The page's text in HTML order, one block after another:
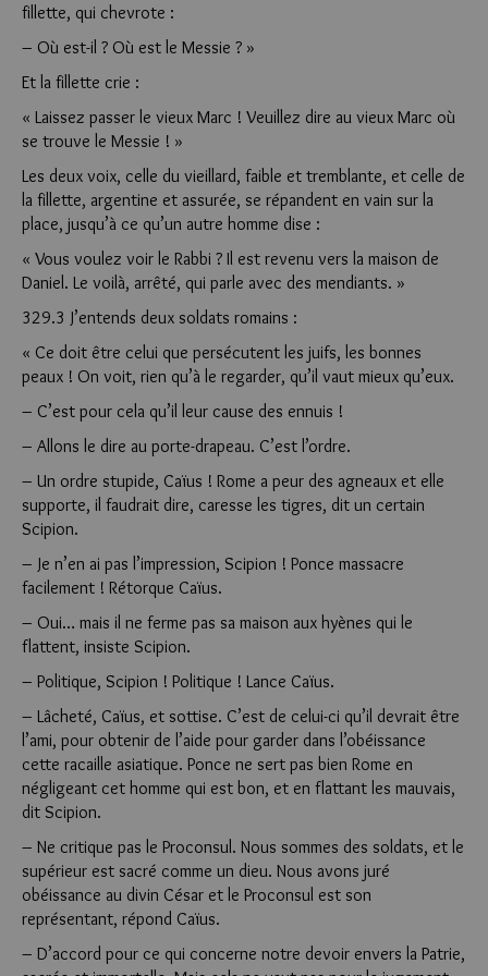
fillette, qui chevrote :
– Où est-il ? Où est le Messie ? »
Et la fillette crie :
« Laissez passer le vieux Marc ! Veuillez dire au vieux Marc où
se trouve le Messie ! »
Les deux voix, celle du vieillard, faible et tremblante, et celle de
la fillette, argentine et assurée, se répandent en vain sur la
place, jusqu’à ce qu’un autre homme dise :
« Vous voulez voir le Rabbi ? Il est revenu vers la maison de
Daniel. Le voilà, arrêté, qui parle avec des mendiants. »
329.3 J’entends deux soldats romains :
« Ce doit être celui que persécutent les juifs, les bonnes
peaux ! On voit, rien qu’à le regarder, qu’il vaut mieux qu’eux.
– C’est pour cela qu’il leur cause des ennuis !
– Allons le dire au porte-drapeau. C’est l’ordre.
– Un ordre stupide, Caïus ! Rome a peur des agneaux et elle
supporte, il faudrait dire, caresse les tigres, dit un certain
Scipion.
– Je n’en ai pas l’impression, Scipion ! Ponce massacre
facilement ! Rétorque Caïus.
– Oui… mais il ne ferme pas sa maison aux hyènes qui le
flattent, insiste Scipion.
– Politique, Scipion ! Politique ! Lance Caïus.
– Lâcheté, Caïus, et sottise. C’est de celui-ci qu’il devrait être
l’ami, pour obtenir de l’aide pour garder dans l’obéissance
cette racaille asiatique. Ponce ne sert pas bien Rome en
négligeant cet homme qui est bon, et en flattant les mauvais,
dit Scipion.
– Ne critique pas le Proconsul. Nous sommes des soldats, et le
supérieur est sacré comme un dieu. Nous avons juré
obéissance au divin César et le Proconsul est son
représentant, répond Caïus.
– D’accord pour ce qui concerne notre devoir envers la Patrie,